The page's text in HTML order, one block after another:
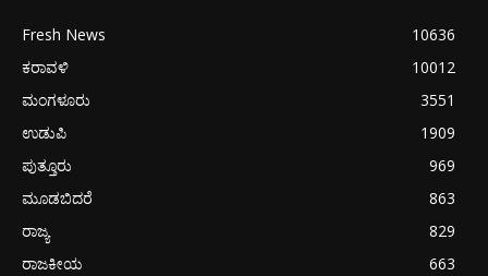
Fresh News
10636
ಕರಾವಳಿ
10012
ಮಂಗಳೂರು
3551
ಉಡುಪಿ
1909
ಪುತ್ತೂರು
969
ಮೂಡಬಿದರೆ
863
ರಾಜ್ಯ
829
ರಾಜಕೀಯ
663